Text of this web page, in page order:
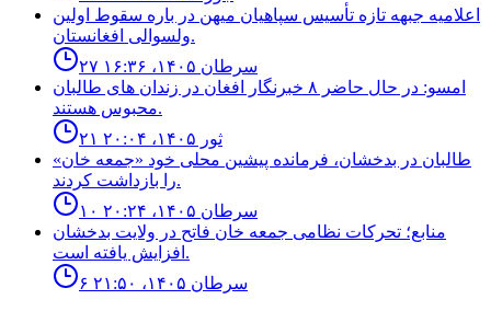
اعلاميه جبهه تازه تأسيس سپاهيان ميهن در باره سقوط اولين
ولسوالى افغانستان.
۲۷ سرطان ۱۴۰۵، ۱۶:۳۶
امسو: در حال حاضر ۸ خبرنگار افغان در زندان‌ های طالبان
محبوس هستند.
۲۱ ثور ۱۴۰۵، ۲۰:۰۴
طالبان در بدخشان، فرمانده پیشین محلی خود «جمعه خان»
را بازداشت کردند.
۱۰ سرطان ۱۴۰۵، ۲۰:۲۴
منابع؛ تحركات نظامى جمعه خان فاتح در ولايت بدخشان
افزايش يافته است.
۶ سرطان ۱۴۰۵، ۲۱:۵۰